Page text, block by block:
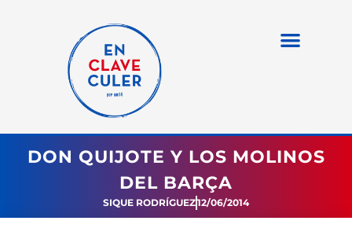
DON QUIJOTE Y LOS MOLINOS
DEL BARÇA
SIQUE RODRÍGUEZ12/06/2014